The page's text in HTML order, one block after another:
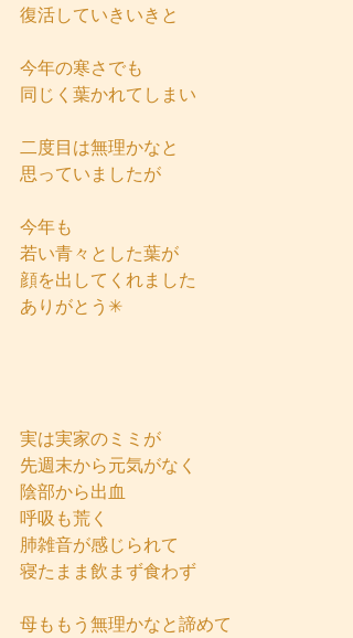
復活していきいきと
今年の寒さでも
同じく葉かれてしまい
二度目は無理かなと
思っていましたが
今年も
若い青々とした葉が
顔を出してくれました
ありがとう✳
実は実家のミミが
先週末から元気がなく
陰部から出血
呼吸も荒く
肺雑音が感じられて
寝たまま飲まず食わず
母ももう無理かなと諦めて